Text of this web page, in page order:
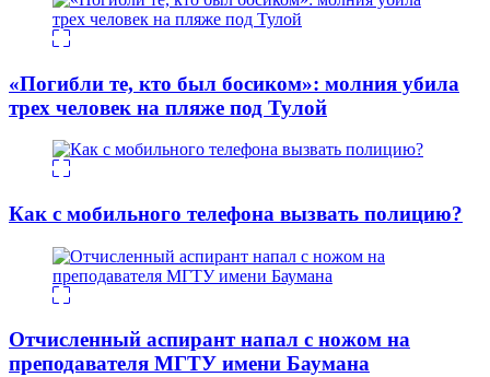
«Погибли те, кто был босиком»: молния убила
трех человек на пляже под Тулой
Как с мобильного телефона вызвать полицию?
Отчисленный аспирант напал с ножом на
преподавателя МГТУ имени Баумана